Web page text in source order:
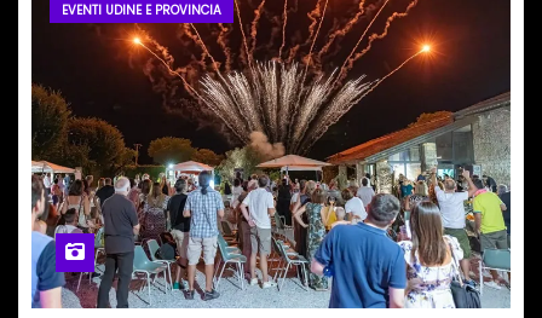
EVENTI UDINE E PROVINCIA